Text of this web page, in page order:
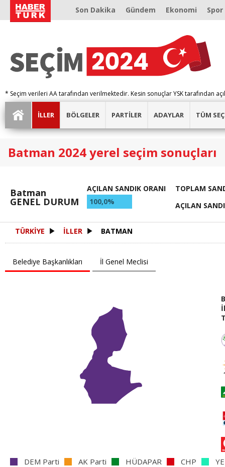
Son Dakika Gündem Ekonomi Spor
* Seçim verileri AA tarafından verilmektedir. Kesin sonuçlar YSK tarafından
İLLER BÖLGELER PARTİLER ADAYLAR TÜM
Batman 2024 yerel seçim sonuçları
Batman
GENEL DURUM
AÇILAN SANDIK ORANI
100,0%
TOPLAM
AÇILAN
TÜRKİYE İLLER BATMAN
Belediye Başkanlıkları İl Genel Meclisi
DEM Parti AK Parti HÜDAPAR CHP